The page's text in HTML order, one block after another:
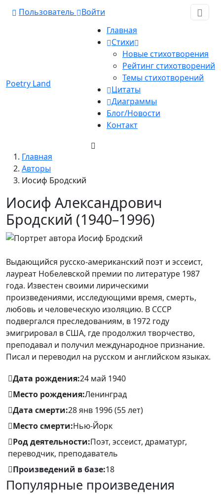
Пользователь Войти
Poetry Land
Главная
Стихи
Новые стихотворения
Рейтинг стихотворений
Темы стихотворений
Цитаты
Диаграммы
Блог/Новости
Контакт
Главная
Авторы
Иосиф Бродский
Иосиф Александрович
Бродский (1940–1996)
Выдающийся русско-американский поэт и эссеист,
лауреат Нобелевской премии по литературе 1987
года. Известен своими лирическими
произведениями, исследующими время, смерть,
любовь и человеческую изоляцию. В СССР
подвергался преследованиям, в 1972 году
эмигрировал в США, где продолжил творчество,
преподавал и получил международное признание.
Писал и переводил на русском и английском языках.
Дата рождения:24 май 1940
Место рождения:Ленинград
Дата смерти:28 янв 1996 (55 лет)
Место смерти:Нью-Йорк
Род деятельности:Поэт, эссеист, драматург,
переводчик, преподаватель
Произведений в базе:18
Популярные произведения